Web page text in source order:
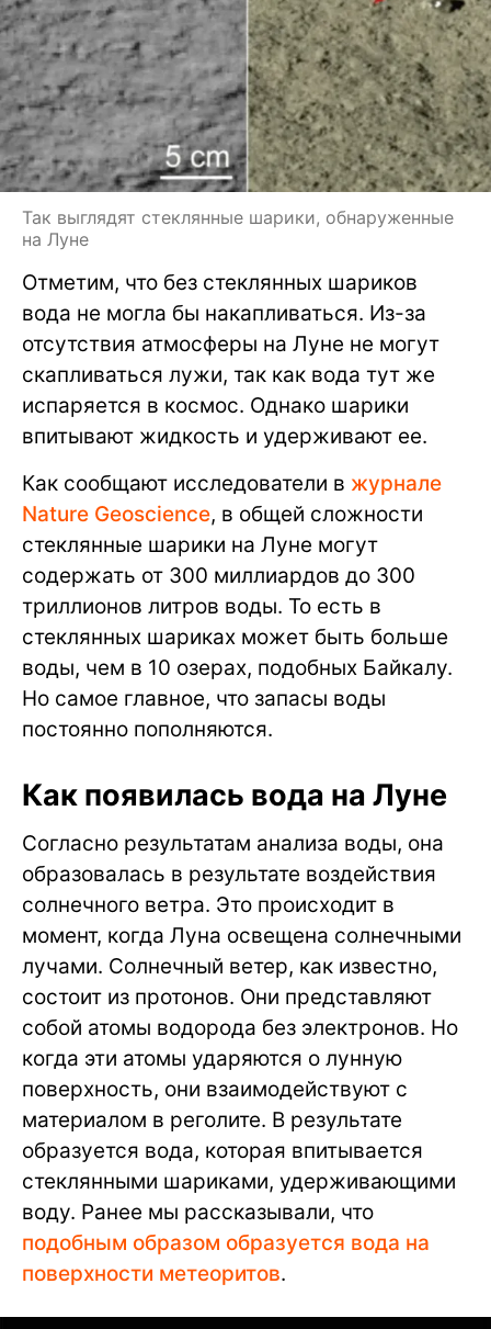
Так выглядят стеклянные шарики, обнаруженные
на Луне
Отметим, что без стеклянных шариков
вода не могла бы накапливаться. Из-за
отсутствия атмосферы на Луне не могут
скапливаться лужи, так как вода тут же
испаряется в космос. Однако шарики
впитывают жидкость и удерживают ее.
Как сообщают исследователи в журнале
Nature Geoscience, в общей сложности
стеклянные шарики на Луне могут
содержать от 300 миллиардов до 300
триллионов литров воды. То есть в
стеклянных шариках может быть больше
воды, чем в 10 озерах, подобных Байкалу.
Но самое главное, что запасы воды
постоянно пополняются.
Как появилась вода на Луне
Согласно результатам анализа воды, она
образовалась в результате воздействия
солнечного ветра. Это происходит в
момент, когда Луна освещена солнечными
лучами. Солнечный ветер, как известно,
состоит из протонов. Они представляют
собой атомы водорода без электронов. Но
когда эти атомы ударяются о лунную
поверхность, они взаимодействуют с
материалом в реголите. В результате
образуется вода, которая впитывается
стеклянными шариками, удерживающими
воду. Ранее мы рассказывали, что
подобным образом образуется вода на
поверхности метеоритов.